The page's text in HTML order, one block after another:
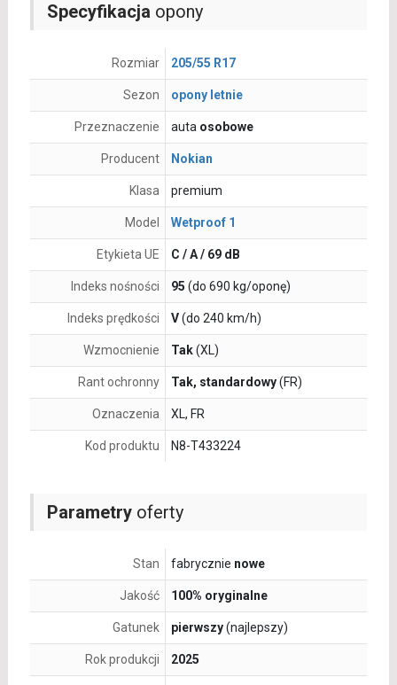
Parametryoferty
Stan fabrycznie nowe
Jakość 100% oryginalne
Gatunek pierwszy(najlepszy)
Rok produkcji 2025
Specyfikacja opony
Rozmiar 205/55 R17
Sezon opony letnie
Przeznaczenie auta osobowe
Producent Nokian
Klasa premium
Model Wetproof 1
Etykieta UE C / A / 69 dB
Indeks nośności 95 (do 690 kg/oponę)
Indeks prędkości V(do 240 km/h)
Wzmocnienie Tak(XL)
Rant ochronny Tak, standardowy(FR)
Oznaczenia XL, FR
Kod produktu N8-T433224